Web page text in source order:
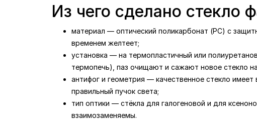
Из чего сделано стекло
материал — оптический поликарбонат (PC) с
временем желтеет;
установка — на термопластичный или
термопечь), паз очищают и сажают новое стекло
антифог и геометрия — качественное стекло
правильный пучок света;
тип оптики — стёкла для галогеновой и для
взаимозаменяемы.